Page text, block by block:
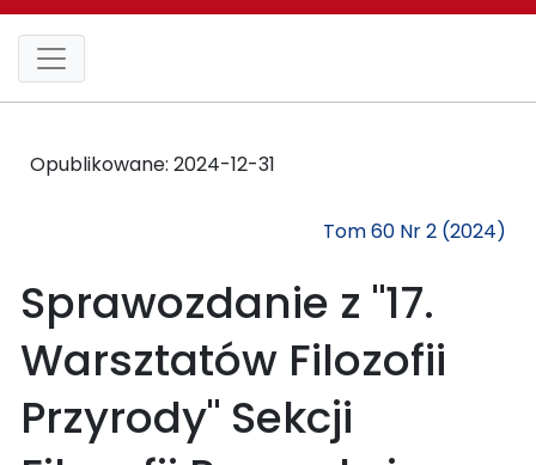
Opublikowane: 2024-12-31
Tom 60 Nr 2 (2024)
Sprawozdanie z "17.
Warsztatów Filozofii
Przyrody" Sekcji